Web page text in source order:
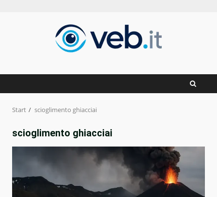
Start scioglimento ghiacciai
scioglimento ghiacciai